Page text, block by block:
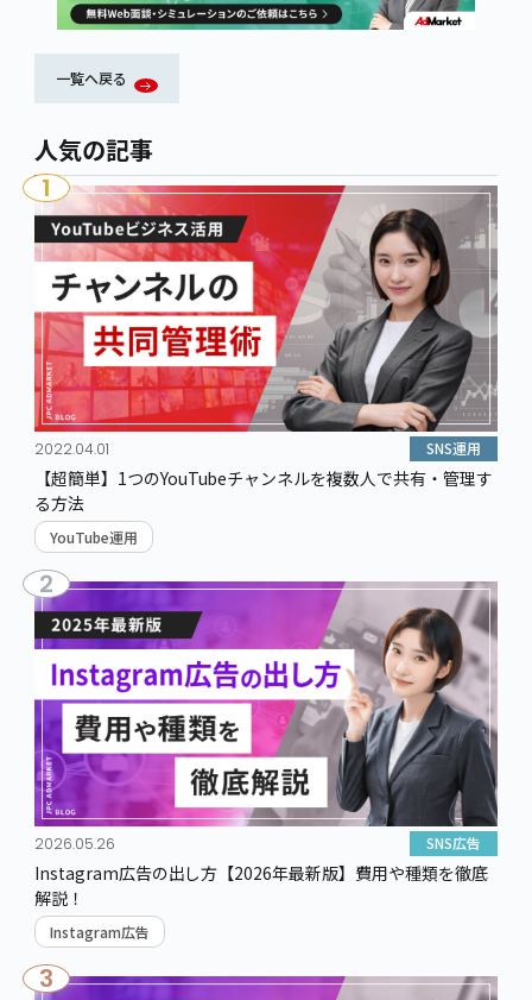
人気の記事
2022.04.01 SNS運用
【超簡単】1つのYouTubeチャンネルを複数人で共有・管理す
る方法
YouTube運用
1
2026.05.26 SNS広告
Instagram広告の出し方【2026年最新版】費用や種類を徹底
解説！
Instagram広告
2
3
一覧へ戻る